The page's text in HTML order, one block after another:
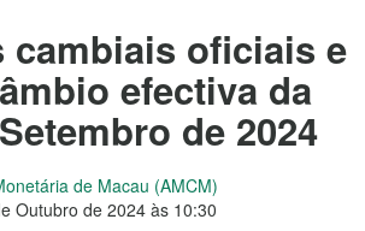
cambiais oficiais e
efectiva da
de 2024
de Macau (AMCM)
Outubro de 2024 às 10:30